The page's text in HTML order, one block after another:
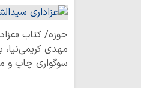
حوزه/ کتاب
مهدی
سوگواری چاپ و